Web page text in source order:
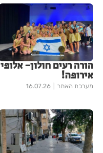
הורה רעים חולון- אלופי
אירופה!
מערכת האתר 16.07.26